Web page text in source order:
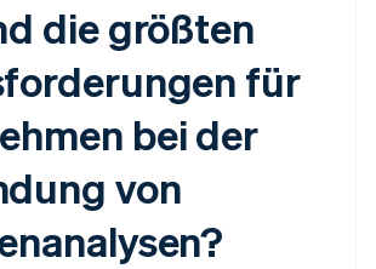
die größten
für
bei der
von